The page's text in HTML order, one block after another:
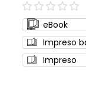
0%
eBook
Impreso
Impreso